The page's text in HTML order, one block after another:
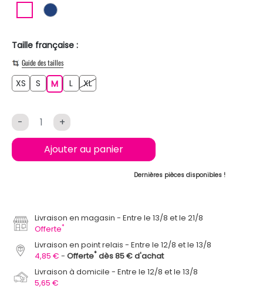
BLANCBLEU FONCE
Taille française :
Guide des tailles
XS S MM L XLXL
- +
Ajouter au panier
Dernières pièces disponibles !
Livraison en magasin
Entre le 13/8 et le 21/8
Offerte*
Livraison en point relais
Entre le 12/8 et le 13/8
4,85 €
Offerte* dès 85 € d'achat
Livraison à domicile
Entre le 12/8 et le 13/8
5,65 €